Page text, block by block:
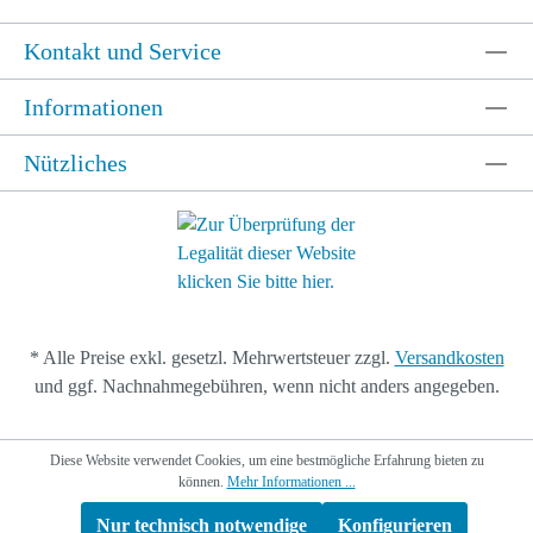
Kontakt und Service
Informationen
Nützliches
* Alle Preise exkl. gesetzl. Mehrwertsteuer zzgl. Versandkosten
und ggf. Nachnahmegebühren, wenn nicht anders angegeben.
Diese Website verwendet Cookies, um eine bestmögliche Erfahrung bieten zu
können. Mehr Informationen ...
Nur technisch notwendige Konfigurieren